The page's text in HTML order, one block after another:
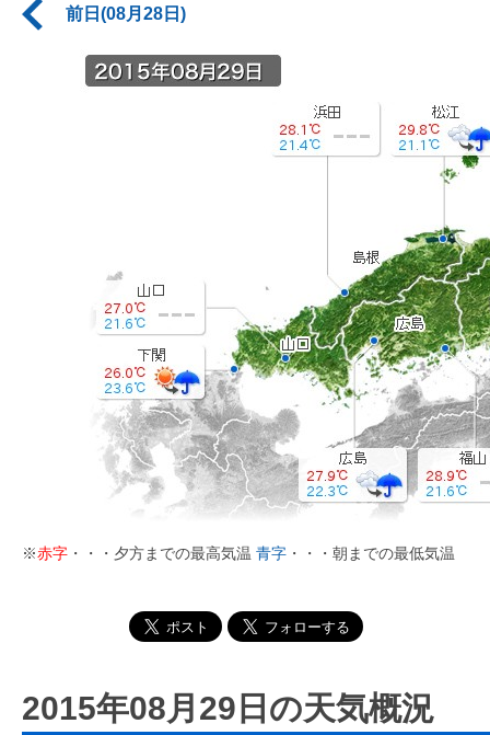
前日(08月28日)
※赤字 ・・・夕方までの最高気温 青字 ・・・朝までの最低気温
2015年08月29日の天気概況